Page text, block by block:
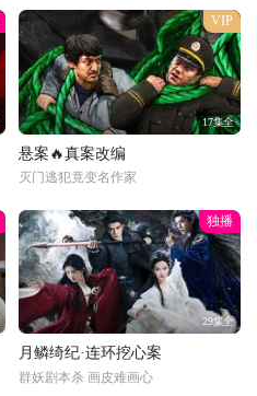
VIP
17集全
悬案🔥真案改编
灭门逃犯竟变名作家
独播
29集全
月鳞绮纪·连环挖心案
群妖剧本杀 画皮难画心